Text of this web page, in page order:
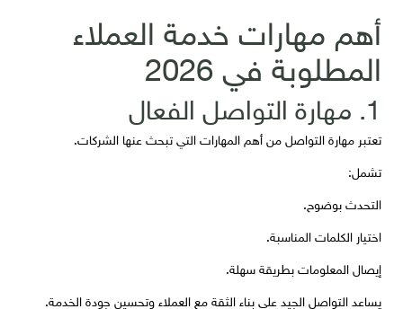
أهم مهارات خدمة العملاء
المطلوبة في 2026
1. مهارة التواصل الفعال
تعتبر مهارة التواصل من أهم المهارات التي تبحث عنها الشركات.
تشمل:
التحدث بوضوح.
اختيار الكلمات المناسبة.
إيصال المعلومات بطريقة سهلة.
يساعد التواصل الجيد على بناء الثقة مع العملاء وتحسين جودة الخدمة.